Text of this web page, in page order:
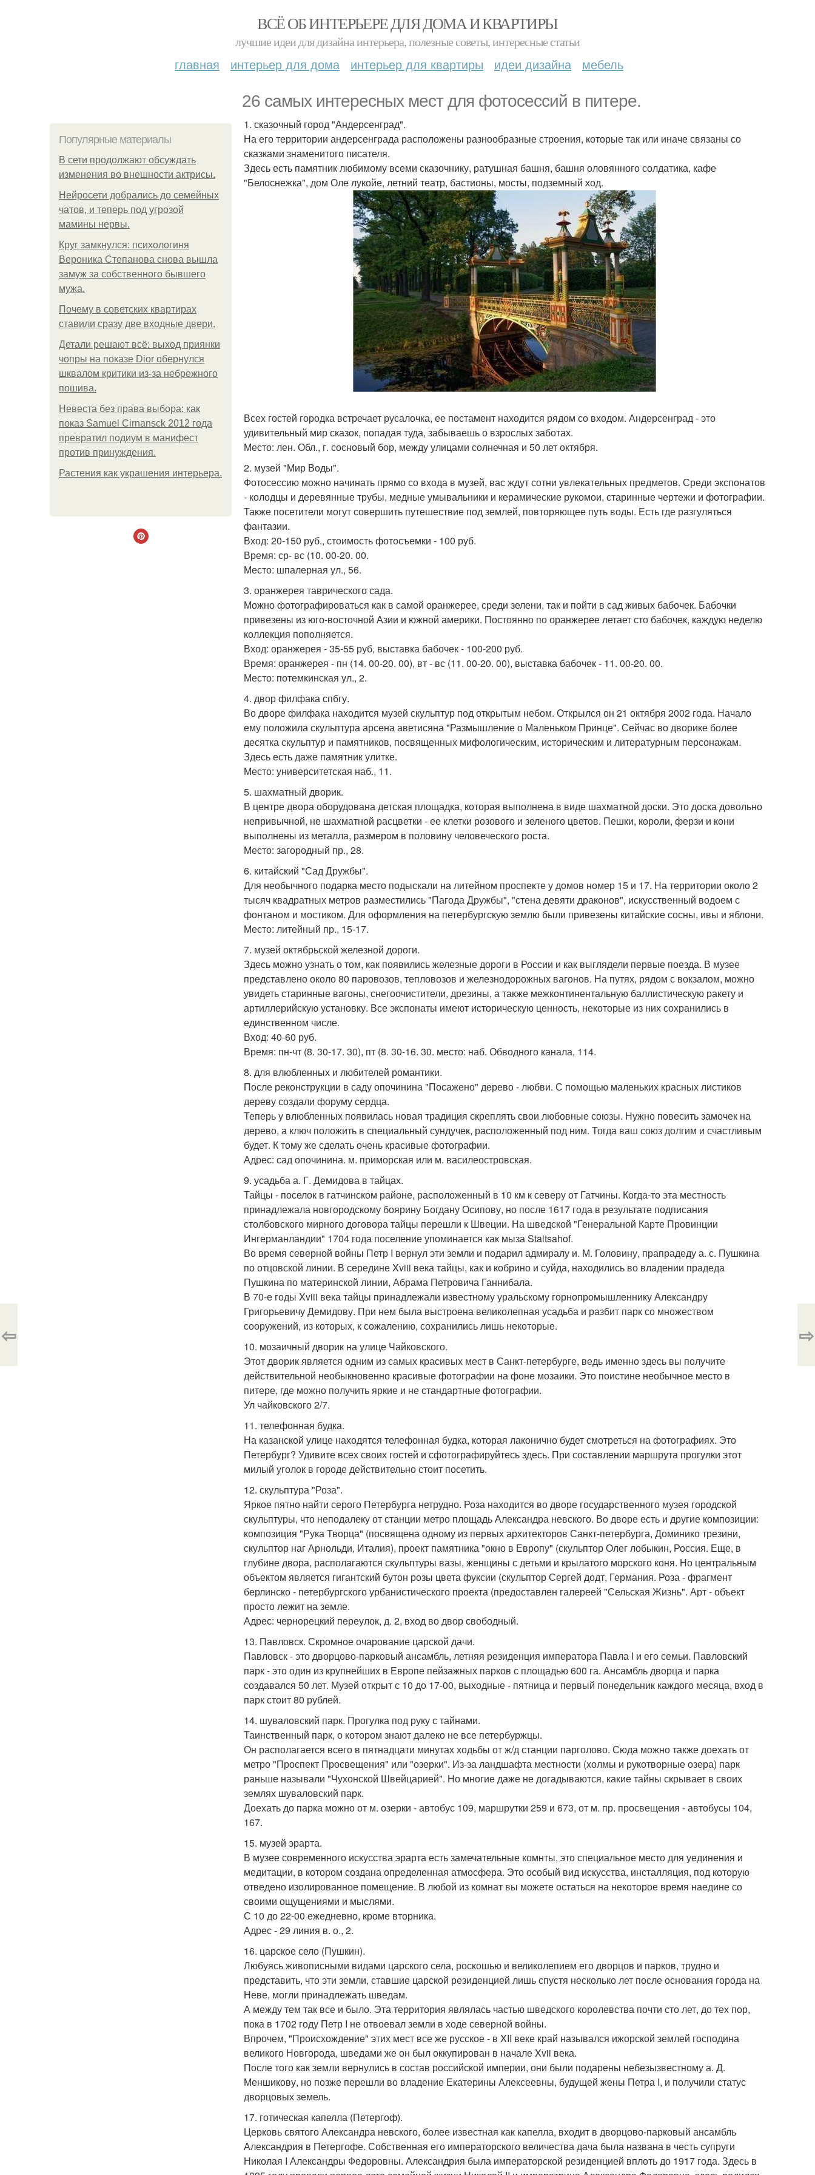
ВСЁ ОБ ИНТЕРЬЕРЕ ДЛЯ ДОМА И КВАРТИРЫ
лучшие идеи для дизайна интерьера, полезные советы, интересные статьи
главная интерьер для дома интерьер для квартиры идеи дизайна мебель
26 самых интересных мест для фотосессий в питере.
Популярные материалы
В сети продолжают обсуждать
изменения во внешности актрисы.
Нейросети добрались до семейных
чатов, и теперь под угрозой
мамины нервы.
Круг замкнулся: психологиня
Вероника Степанова снова вышла
замуж за собственного бывшего
мужа.
Почему в советских квартирах
ставили сразу две входные двери.
Детали решают всё: выход приянки
чопры на показе Dior обернулся
шквалом критики из-за небрежного
пошива.
Невеста без права выбора: как
показ Samuel Cirnansck 2012 года
превратил подиум в манифест
против принуждения.
Растения как украшения интерьера.
1. сказочный город "Андерсенград".
На его территории андерсенграда расположены разнообразные строения, которые так или иначе связаны со
сказками знаменитого писателя.
Здесь есть памятник любимому всеми сказочнику, ратушная башня, башня оловянного солдатика, кафе
"Белоснежка", дом Оле лукойе, летний театр, бастионы, мосты, подземный ход.
Всех гостей городка встречает русалочка, ее постамент находится рядом со входом. Андерсенград - это
удивительный мир сказок, попадая туда, забываешь о взрослых заботах.
Место: лен. Обл., г. сосновый бор, между улицами солнечная и 50 лет октября.
2. музей "Мир Воды".
Фотосессию можно начинать прямо со входа в музей, вас ждут сотни увлекательных предметов. Среди экспонатов
- колодцы и деревянные трубы, медные умывальники и керамические рукомои, старинные чертежи и фотографии.
Также посетители могут совершить путешествие под землей, повторяющее путь воды. Есть где разгуляться
фантазии.
Вход: 20-150 руб., стоимость фотосъемки - 100 руб.
Время: ср- вс (10. 00-20. 00.
Место: шпалерная ул., 56.
3. оранжерея таврического сада.
Можно фотографироваться как в самой оранжерее, среди зелени, так и пойти в сад живых бабочек. Бабочки
привезены из юго-восточной Азии и южной америки. Постоянно по оранжерее летает сто бабочек, каждую неделю
коллекция пополняется.
Вход: оранжерея - 35-55 руб, выставка бабочек - 100-200 руб.
Время: оранжерея - пн (14. 00-20. 00), вт - вс (11. 00-20. 00), выставка бабочек - 11. 00-20. 00.
Место: потемкинская ул., 2.
4. двор филфака спбгу.
Во дворе филфака находится музей скульптур под открытым небом. Открылся он 21 октября 2002 года. Начало
ему положила скульптура арсена аветисяна "Размышление о Маленьком Принце". Сейчас во дворике более
десятка скульптур и памятников, посвященных мифологическим, историческим и литературным персонажам.
Здесь есть даже памятник улитке.
Место: университетская наб., 11.
5. шахматный дворик.
В центре двора оборудована детская площадка, которая выполнена в виде шахматной доски. Это доска довольно
непривычной, не шахматной расцветки - ее клетки розового и зеленого цветов. Пешки, короли, ферзи и кони
выполнены из металла, размером в половину человеческого роста.
Место: загородный пр., 28.
6. китайский "Сад Дружбы".
Для необычного подарка место подыскали на литейном проспекте у домов номер 15 и 17. На территории около 2
тысяч квадратных метров разместились "Пагода Дружбы", "стена девяти драконов", искусственный водоем с
фонтаном и мостиком. Для оформления на петербургскую землю были привезены китайские сосны, ивы и яблони.
Место: литейный пр., 15-17.
7. музей октябрьской железной дороги.
Здесь можно узнать о том, как появились железные дороги в России и как выглядели первые поезда. В музее
представлено около 80 паровозов, тепловозов и железнодорожных вагонов. На путях, рядом с вокзалом, можно
увидеть старинные вагоны, снегоочистители, дрезины, а также межконтинентальную баллистическую ракету и
артиллерийскую установку. Все экспонаты имеют историческую ценность, некоторые из них сохранились в
единственном числе.
Вход: 40-60 руб.
Время: пн-чт (8. 30-17. 30), пт (8. 30-16. 30. место: наб. Обводного канала, 114.
8. для влюбленных и любителей романтики.
После реконструкции в саду опочинина "Посажено" дерево - любви. С помощью маленьких красных листиков
дереву создали форуму сердца.
Теперь у влюбленных появилась новая традиция скреплять свои любовные союзы. Нужно повесить замочек на
дерево, а ключ положить в специальный сундучек, расположенный под ним. Тогда ваш союз долгим и счастливым
будет. К тому же сделать очень красивые фотографии.
Адрес: сад опочинина. м. приморская или м. василеостровская.
9. усадьба а. Г. Демидова в тайцах.
Тайцы - поселок в гатчинском районе, расположенный в 10 км к северу от Гатчины. Когда-то эта местность
принадлежала новгородскому боярину Богдану Осипову, но после 1617 года в результате подписания
столбовского мирного договора тайцы перешли к Швеции. На шведской "Генеральной Карте Провинции
Ингерманландии" 1704 года поселение упоминается как мыза Staitsahof.
Во время северной войны Петр I вернул эти земли и подарил адмиралу и. М. Головину, прапрадеду а. с. Пушкина
по отцовской линии. В середине Xviii века тайцы, как и кобрино и суйда, находились во владении прадеда
Пушкина по материнской линии, Абрама Петровича Ганнибала.
В 70-е годы Xviii века тайцы принадлежали известному уральскому горнопромышленнику Александру
Григорьевичу Демидову. При нем была выстроена великолепная усадьба и разбит парк со множеством
сооружений, из которых, к сожалению, сохранились лишь некоторые.
10. мозаичный дворик на улице Чайковского.
Этот дворик является одним из самых красивых мест в Санкт-петербурге, ведь именно здесь вы получите
действительной необыкновенно красивые фотографии на фоне мозаики. Это поистине необычное место в
питере, где можно получить яркие и не стандартные фотографии.
Ул чайковского 2/7.
11. телефонная будка.
На казанской улице находятся телефонная будка, которая лаконично будет смотреться на фотографиях. Это
Петербург? Удивите всех своих гостей и сфотографируйтесь здесь. При составлении маршрута прогулки этот
милый уголок в городе действительно стоит посетить.
12. скульптура "Роза".
Яркое пятно найти серого Петербурга нетрудно. Роза находится во дворе государственного музея городской
скульптуры, что неподалеку от станции метро площадь Александра невского. Во дворе есть и другие композиции:
композиция "Рука Творца" (посвящена одному из первых архитекторов Санкт-петербурга, Доминико трезини,
скульптор наг Арнольди, Италия), проект памятника "окно в Европу" (скульптор Олег лобыкин, Россия. Еще, в
глубине двора, располагаются скульптуры вазы, женщины с детьми и крылатого морского коня. Но центральным
объектом является гигантский бутон розы цвета фуксии (скульптор Сергей додт, Германия. Роза - фрагмент
берлинско - петербургского урбанистического проекта (предоставлен галереей "Сельская Жизнь". Арт - объект
просто лежит на земле.
Адрес: чернорецкий переулок, д. 2, вход во двор свободный.
13. Павловск. Скромное очарование царской дачи.
Павловск - это дворцово-парковый ансамбль, летняя резиденция императора Павла I и его семьи. Павловский
парк - это один из крупнейших в Европе пейзажных парков с площадью 600 га. Ансамбль дворца и парка
создавался 50 лет. Музей открыт с 10 до 17-00, выходные - пятница и первый понедельник каждого месяца, вход в
парк стоит 80 рублей.
14. шуваловский парк. Прогулка под руку с тайнами.
Таинственный парк, о котором знают далеко не все петербуржцы.
Он располагается всего в пятнадцати минутах ходьбы от ж/д станции парголово. Сюда можно также доехать от
метро "Проспект Просвещения" или "озерки". Из-за ландшафта местности (холмы и рукотворные озера) парк
раньше называли "Чухонской Швейцарией". Но многие даже не догадываются, какие тайны скрывает в своих
землях шуваловский парк.
Доехать до парка можно от м. озерки - автобус 109, маршрутки 259 и 673, от м. пр. просвещения - автобусы 104,
167.
15. музей эрарта.
В музее современного искусства эрарта есть замечательные комнты, это специальное место для уединения и
медитации, в котором создана определенная атмосфера. Это особый вид искусства, инсталляция, под которую
отведено изолированное помещение. В любой из комнат вы можете остаться на некоторое время наедине со
своими ощущениями и мыслями.
С 10 до 22-00 ежедневно, кроме вторника.
Адрес - 29 линия в. о., 2.
16. царское село (Пушкин).
Любуясь живописными видами царского села, роскошью и великолепием его дворцов и парков, трудно и
представить, что эти земли, ставшие царской резиденцией лишь спустя несколько лет после основания города на
Неве, могли принадлежать шведам.
А между тем так все и было. Эта территория являлась частью шведского королевства почти сто лет, до тех пор,
пока в 1702 году Петр I не отвоевал земли в ходе северной войны.
Впрочем, "Происхождение" этих мест все же русское - в XII веке край назывался ижорской землей господина
великого Новгорода, шведами же он был оккупирован в начале Xvii века.
После того как земли вернулись в состав российской империи, они были подарены небезызвестному а. Д.
Меншикову, но позже перешли во владение Екатерины Алексеевны, будущей жены Петра I, и получили статус
дворцовых земель.
17. готическая капелла (Петергоф).
Церковь святого Александра невского, более известная как капелла, входит в дворцово-парковый ансамбль
Александрия в Петергофе. Собственная его императорского величества дача была названа в честь супруги
Николая I Александры Федоровны. Александрия была императорской резиденцией вплоть до 1917 года. Здесь в
⇦ ⇨